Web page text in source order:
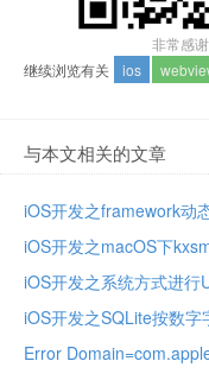
非常感
继续浏览有关
ios
与本文相关的文章
iOS开发之framework动
iOS开发之macOS下
iOS开发之SQLite按数字